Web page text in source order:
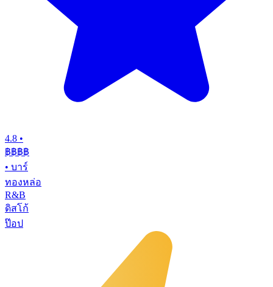
4.8 •
฿฿฿฿
• บาร์
ทองหล่อ
R&B
ดิสโก้
ป๊อป